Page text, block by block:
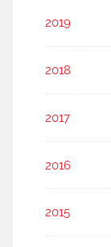
2019
2018
2017
2016
2015